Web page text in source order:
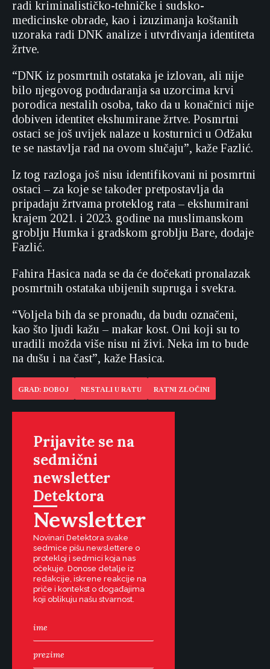
radi kriminalističko-tehničke i sudsko-
medicinske obrade, kao i izuzimanja koštanih
uzoraka radi DNK analize i utvrđivanja identiteta
žrtve.
“DNK iz posmrtnih ostataka je izlovan, ali nije
bilo njegovog podudaranja sa uzorcima krvi
porodica nestalih osoba, tako da u konačnici nije
dobiven identitet ekshumirane žrtve. Posmrtni
ostaci se još uvijek nalaze u kosturnici u Odžaku
te se nastavlja rad na ovom slučaju”, kaže Fazlić.
Iz tog razloga još nisu identifikovani ni posmrtni
ostaci – za koje se također pretpostavlja da
pripadaju žrtvama proteklog rata – ekshumirani
krajem 2021. i 2023. godine na muslimanskom
groblju Humka i gradskom groblju Bare, dodaje
Fazlić.
Fahira Hasica nada se da će dočekati pronalazak
posmrtnih ostataka ubijenih supruga i svekra.
“Voljela bih da se pronađu, da budu označeni,
kao što ljudi kažu – makar kost. Oni koji su to
uradili možda više nisu ni živi. Neka im to bude
na dušu i na čast”, kaže Hasica.
GRAD: DOBOJ NESTALI U RATU RATNI ZLOČINI
Prijavite se na
sedmični
newsletter
Detektora
Newsletter
Novinari Detektora svake
sedmice pišu newslettere o
protekloj i sedmici koja nas
očekuje. Donose detalje iz
redakcije, iskrene reakcije na
priče i kontekst o događajima
koji oblikuju našu stvarnost.